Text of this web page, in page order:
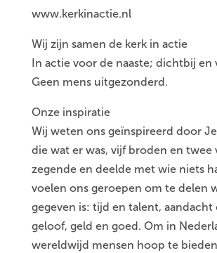
www.kerkinactie.nl
Wij zijn samen de kerk in actie
In actie voor de naaste; dichtbij en
Geen mens uitgezonderd.
Onze inspiratie
Wij weten ons geïnspireerd door
die wat er was, vijf broden en twee
zegende en deelde met wie niets
voelen ons geroepen om te delen
gegeven is: tijd en talent, aandacht
geloof, geld en goed. Om in
wereldwijd mensen hoop te